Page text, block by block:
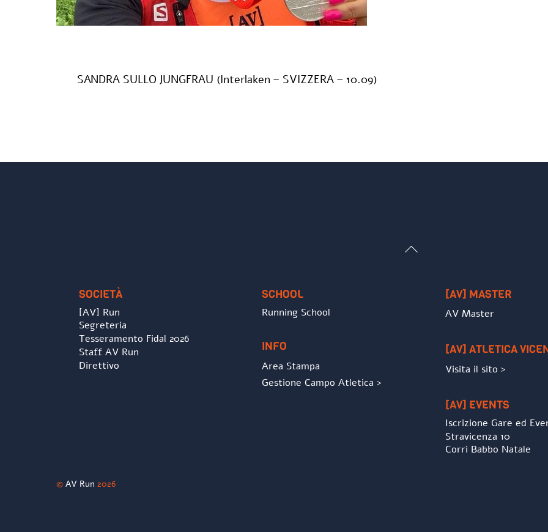
SANDRA SULLO JUNGFRAU (Interlaken – SVIZZERA – 10.09)
Back
SOCIETÀ
[AV] Run
Segreteria
Tesseramento Fidal 2026
Staff AV Run
Direttivo
SCHOOL
Running School
INFO
Area Stampa
Gestione Campo Atletica >
[AV] MASTER
AV Master
[AV] ATLETICA
Visita il sito >
[AV] EVENTS
Iscrizione Gare ed
Stravicenza 10
Corri Babbo Natale
© AV Run 2026